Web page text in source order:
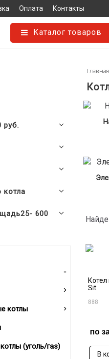
Оплата Контакты
Каталог товаров
руб.
котла
25- 600
-
›
котлы ›
(уголь/газ)
Главная
Sit
888
по
В